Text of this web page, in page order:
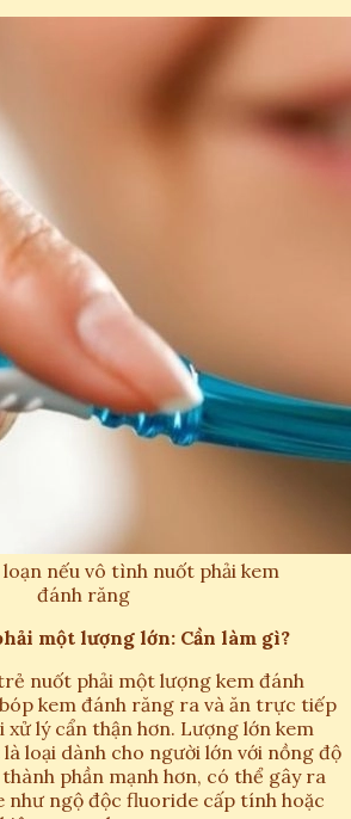
nếu vô tình nuốt phải kem
đánh răng
một lượng lớn: Cần làm gì?
nuốt phải một lượng kem đánh
kem đánh răng ra và ăn trực tiếp
lý cẩn thận hơn. Lượng lớn kem
loại dành cho người lớn với nồng độ
phần mạnh hơn, có thể gây ra
như ngộ độc fluoride cấp tính hoặc